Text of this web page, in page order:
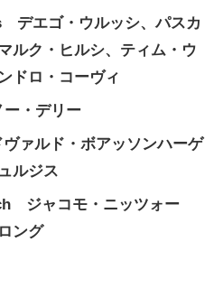
デエゴ・ウルッシ、パスカ
ルク・ヒルシ、ティム・ウ
ドロ・コーヴィ
・デリー
ァルド・ボアッソンハーゲ
ルジス
ジャコモ・ニッツォー
ング